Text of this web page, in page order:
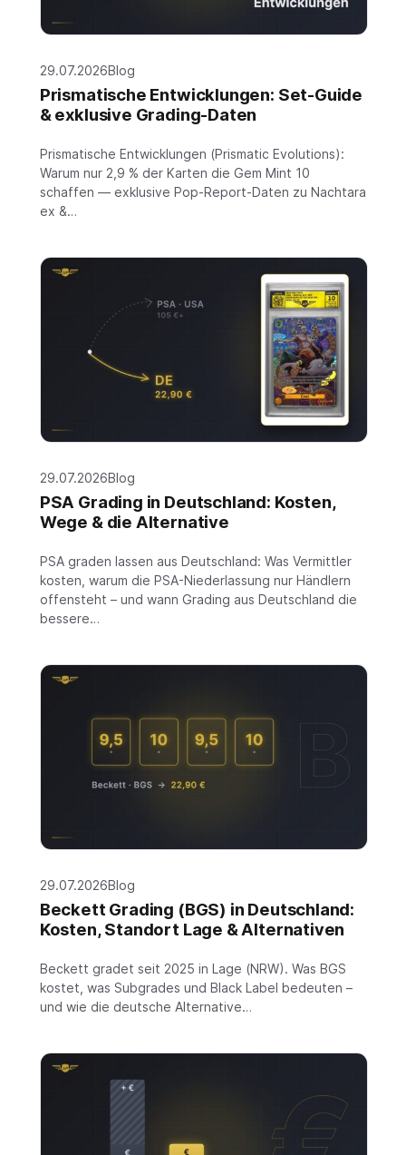
29.07.2026Blog
Prismatische Entwicklungen: Set-Guide
& exklusive Grading-Daten
Prismatische Entwicklungen (Prismatic Evolutions):
Warum nur 2,9 % der Karten die Gem Mint 10
schaffen — exklusive Pop-Report-Daten zu Nachtara
ex &…
29.07.2026Blog
PSA Grading in Deutschland: Kosten,
Wege & die Alternative
PSA graden lassen aus Deutschland: Was Vermittler
kosten, warum die PSA-Niederlassung nur Händlern
offensteht – und wann Grading aus Deutschland die
bessere…
29.07.2026Blog
Beckett Grading (BGS) in Deutschland:
Kosten, Standort Lage & Alternativen
Beckett gradet seit 2025 in Lage (NRW). Was BGS
kostet, was Subgrades und Black Label bedeuten –
und wie die deutsche Alternative…